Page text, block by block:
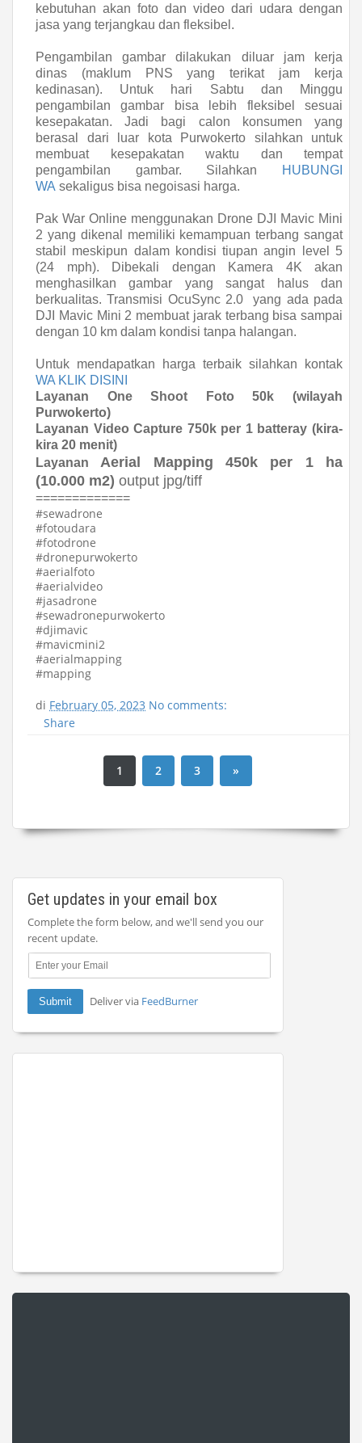
kebutuhan akan foto dan video dari udara dengan
jasa yang terjangkau dan fleksibel.
Pengambilan gambar dilakukan diluar jam kerja
dinas (maklum PNS yang terikat jam kerja
kedinasan). Untuk hari Sabtu dan Minggu
pengambilan gambar bisa lebih fleksibel sesuai
kesepakatan. Jadi bagi calon konsumen yang
berasal dari luar kota Purwokerto silahkan untuk
membuat kesepakatan waktu dan tempat
pengambilan gambar. Silahkan
HUBUNGI
WA sekaligus bisa negoisasi harga.
Pak War Online menggunakan Drone DJI Mavic Mini
2 yang dikenal memiliki kemampuan terbang sangat
stabil meskipun dalam kondisi tiupan angin level 5
(24 mph). Dibekali dengan Kamera 4K akan
menghasilkan gambar yang sangat halus dan
berkualitas. Transmisi OcuSync 2.0 yang ada pada
DJI Mavic Mini 2 membuat jarak terbang bisa sampai
dengan 10 km dalam kondisi tanpa halangan.
Untuk mendapatkan harga terbaik silahkan kontak
WA KLIK DISINI
Layanan One Shoot Foto 50k (wilayah
Purwokerto)
Layanan Video Capture 750k per 1 batteray (kira-
kira 20 menit)
Layanan Aerial Mapping 450k per 1 ha
(10.000 m2) output jpg/tiff
=============
#sewadrone
#fotoudara
#fotodrone
#dronepurwokerto
#aerialfoto
#aerialvideo
#jasadrone
#sewadronepurwokerto
#djimavic
#mavicmini2
#aerialmapping
#mapping
di February 05, 2023 No comments:
Share
1 2 3 »
Get updates in your email box
Complete the form below, and we'll send you our
recent update.
Deliver via FeedBurner